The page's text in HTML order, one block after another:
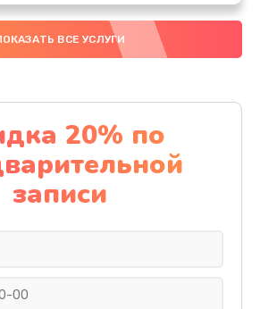
аккумулятора
4000 руб.
материнской платы
1100 руб.
Заказать
ВСЕ УСЛУГИ
20% по
записи